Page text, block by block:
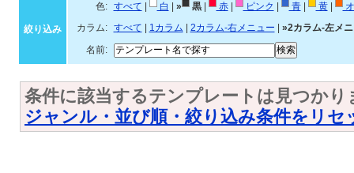
絞り込み
色: すべて 白 » 黒| 赤| ピンク 青| 黄|
カラム:
すべて 1カラム 2カラム-右メニュー
»2カラム-左メ
名前:
条件に該当するテンプレートは見つかり
ジャンル・並び順・絞り込み条件をリセ